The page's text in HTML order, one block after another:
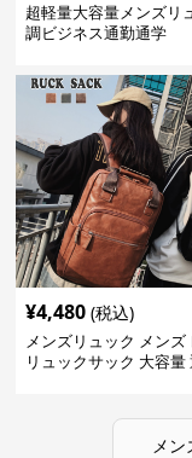
超軽量大容量メンズリ
調ビジネス通勤通学
¥4,480 (税込)
メンズリュック メンズ
リュックサック 大容量
メン